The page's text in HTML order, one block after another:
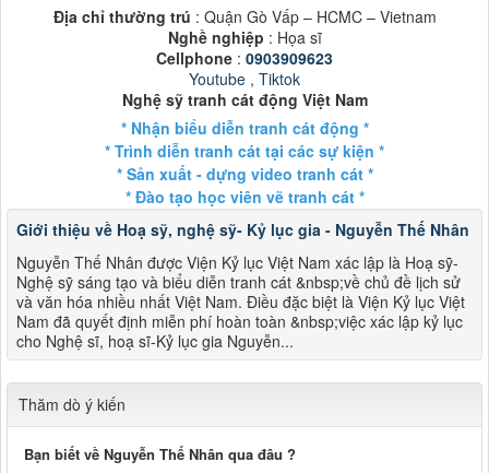
Địa chỉ thường trú : Quận Gò Vấp – HCMC – Vietnam
Nghề nghiệp : Họa sĩ
Cellphone : 0903909623
Youtube , Tiktok
Nghệ sỹ tranh cát động Việt Nam
* Nhận biểu diễn tranh cát động *
* Trình diễn tranh cát tại các sự kiện *
* Sản xuất - dựng video tranh cát *
* Đào tạo học viên vẽ tranh cát *
Giới thiệu về Hoạ sỹ, nghệ sỹ- Kỷ lục gia - Nguyễn Thế Nhân
Nguyễn Thế Nhân được Viện Kỷ lục Việt Nam xác lập là Hoạ sỹ-
Nghệ sỹ sáng tạo và biểu diễn tranh cát &nbsp;về chủ đề lịch sử
và văn hóa nhiều nhất Việt Nam. Điều đặc biệt là Viện Kỷ lục Việt
Nam đã quyết định miễn phí hoàn toàn &nbsp;việc xác lập kỷ lục
cho Nghệ sĩ, hoạ sĩ-Kỷ lục gia Nguyễn...
Thăm dò ý kiến
Bạn biết về Nguyễn Thế Nhân qua đâu ?